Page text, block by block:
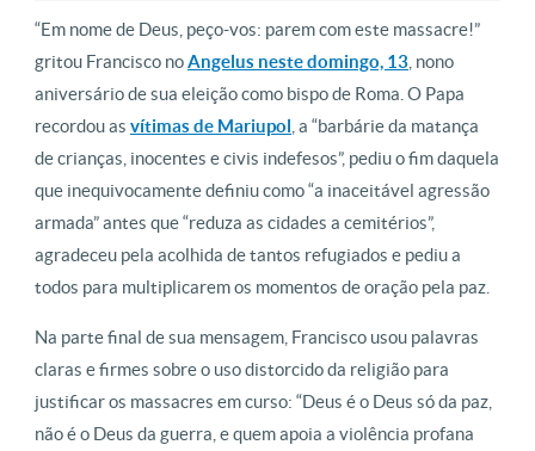
“Em nome de Deus, peço-vos: parem com este massacre!”
gritou Francisco noAngelus neste domingo, 13 , nono
aniversário de sua eleição como bispo de Roma. O Papa
recordou as vítimas de Mariupol , a “barbárie da matança
de crianças, inocentes e civis indefesos”, pediu o fim daquela
que inequivocamente definiu como “a inaceitável agressão
armada” antes que “reduza as cidades a cemitérios”,
agradeceu pela acolhida de tantos refugiados e pediu a
todos para multiplicarem os momentos de oração pela paz.
Na parte final de sua mensagem, Francisco usou palavras
claras e firmes sobre o uso distorcido da religião para
justificar os massacres em curso: “Deus é o Deus só da paz,
não é o Deus da guerra, e quem apoia a violência profana